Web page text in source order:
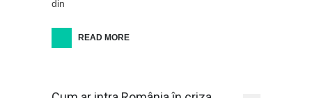
din
READ MORE